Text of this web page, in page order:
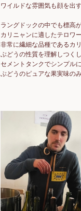
ワイルドな雰囲気も顔を出す
ラングドックの中でも標高が
カリニャンに適したテロワ
非常に繊細な品種であるカ
ぶどうの性質を理解しつく
セメントタンクでシンプル
ぶどうのピュアな果実味の